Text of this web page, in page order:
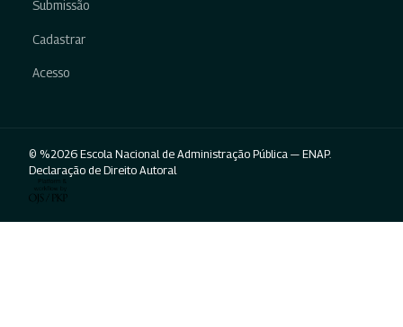
Submissão
Cadastrar
Acesso
© %2026 Escola Nacional de Administração Pública — ENAP.
Declaração de Direito Autoral